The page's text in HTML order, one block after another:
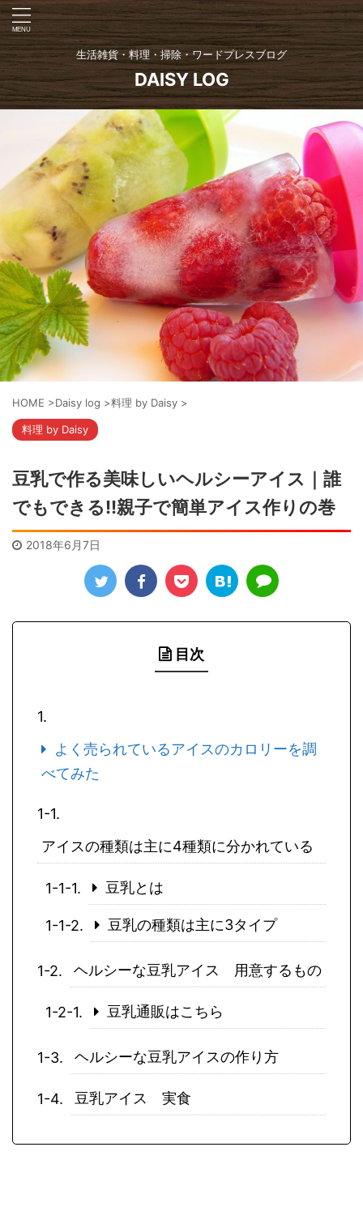
生活雑貨・料理・掃除・ワードプレスブログ
DAISY LOG
HOME >Daisy log >料理 by Daisy >
料理 by Daisy
豆乳で作る美味しいヘルシーアイス｜誰
でもできる!!親子で簡単アイス作りの巻
2018年6月7日
目次
よく売られているアイスのカロリーを調
べてみた
アイスの種類は主に4種類に分かれている
豆乳とは
豆乳の種類は主に3タイプ
ヘルシーな豆乳アイス 用意するもの
豆乳通販はこちら
ヘルシーな豆乳アイスの作り方
豆乳アイス 実食